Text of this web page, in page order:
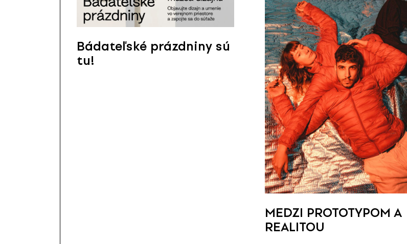
Bádateľské prázdniny sú
tu!
MEDZI PROTOTYPOM A
REALITOU